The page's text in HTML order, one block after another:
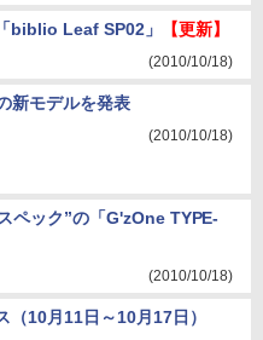
biblio Leaf SP02」 【更新】
(2010/10/18)
新モデルを発表
(2010/10/18)
ペック”の「G'zOne TYPE-
(2010/10/18)
10月11日～10月17日）